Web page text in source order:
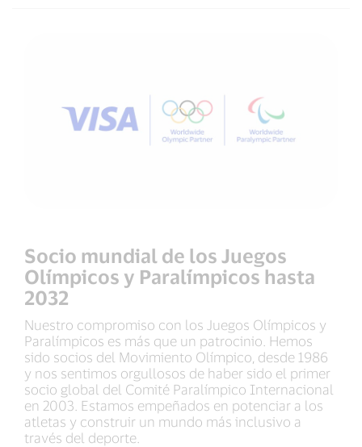
Socio mundial de los Juegos
Olímpicos y Paralímpicos hasta
2032
Nuestro compromiso con los Juegos Olímpicos y
Paralímpicos es más que un patrocinio. Hemos
sido socios del Movimiento Olímpico, desde 1986
y nos sentimos orgullosos de haber sido el primer
socio global del Comité Paralímpico Internacional
en 2003. Estamos empeñados en potenciar a los
atletas y construir un mundo más inclusivo a
través del deporte.